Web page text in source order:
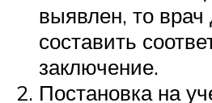
выявлен, то врач
составить
заключение.
Постановка на